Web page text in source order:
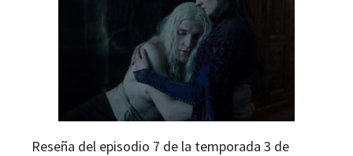
Reseña del episodio 7 de la temporada 3 de